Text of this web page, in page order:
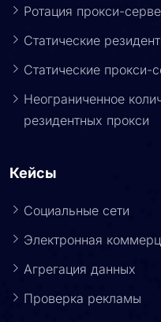
Ротация прокси-
Статические
Статические прокси-
Неограниченное
резидентных прокси
Кейсы
Социальные сети
Электронная
Агрегация данных
Проверка рекламы